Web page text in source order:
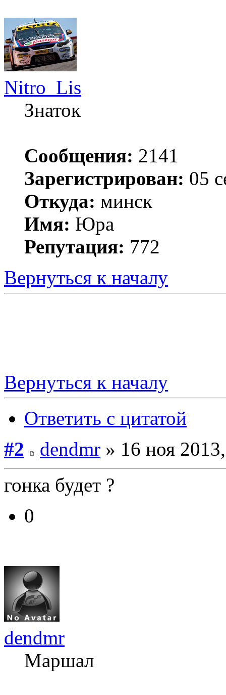
Nitro_Lis
Знаток
Сообщения: 2141
Зарегистрирован: 05
Откуда: минск
Имя: Юра
Репутация: 772
Вернуться к началу
Вернуться к началу
Ответить с цитатой
#2
dendmr » 16 ноя
гонка будет ?
0
dendmr
Маршал